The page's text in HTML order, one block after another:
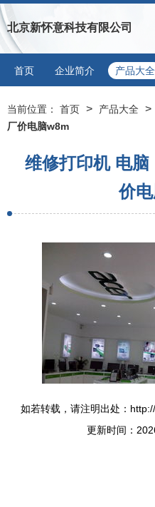
北京新怀意科技有限公司
首页 企业简介 产品大全
当前位置： 首页 > 产品大全 >
厂价电脑w8m
维修打印机 电
价
如若转载，请注明出处：
更新时间：